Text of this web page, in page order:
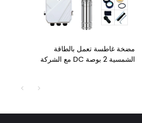
مضخة غاطسة تعمل بالطاقة
الشمسية 2 بوصة DC مع الشركة